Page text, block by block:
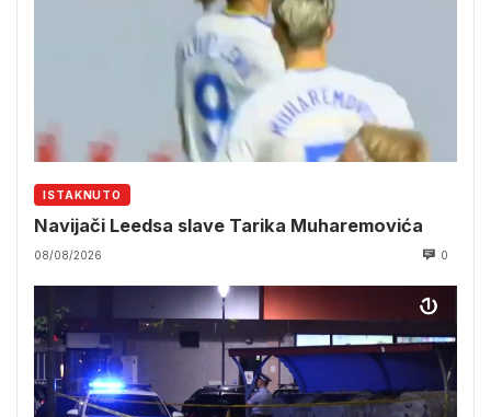
ISTAKNUTO
Navijači Leedsa slave Tarika Muharemovića
08/08/2026 0